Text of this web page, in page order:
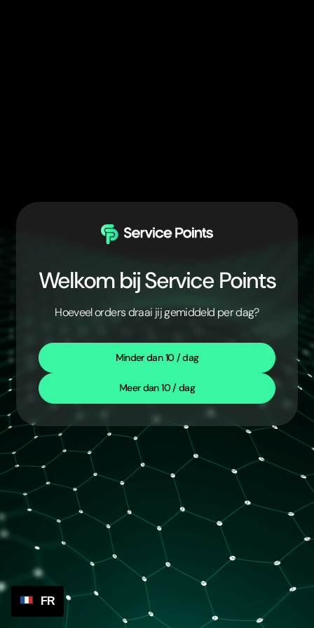
Welkom bij Service Points
Hoeveel orders draai jij gemiddeld per dag?
Minder dan 10 / dag
Meer dan 10 / dag
FR